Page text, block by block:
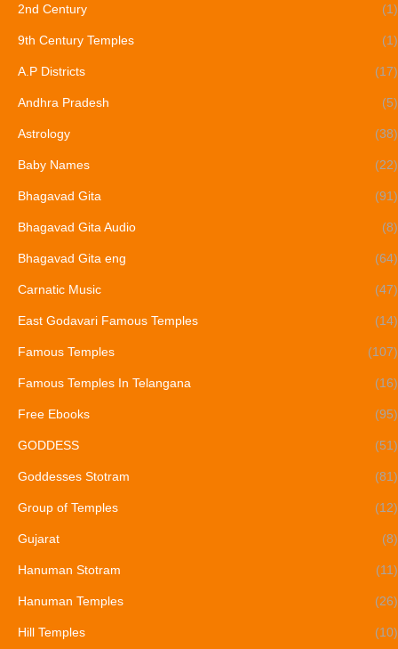
2nd Century (1)
9th Century Temples (1)
A.P Districts (17)
Andhra Pradesh (5)
Astrology (38)
Baby Names (22)
Bhagavad Gita (91)
Bhagavad Gita Audio (8)
Bhagavad Gita eng (64)
Carnatic Music (47)
East Godavari Famous Temples (14)
Famous Temples (107)
Famous Temples In Telangana (16)
Free Ebooks (95)
GODDESS (51)
Goddesses Stotram (81)
Group of Temples (12)
Gujarat (8)
Hanuman Stotram (11)
Hanuman Temples (26)
Hill Temples (10)